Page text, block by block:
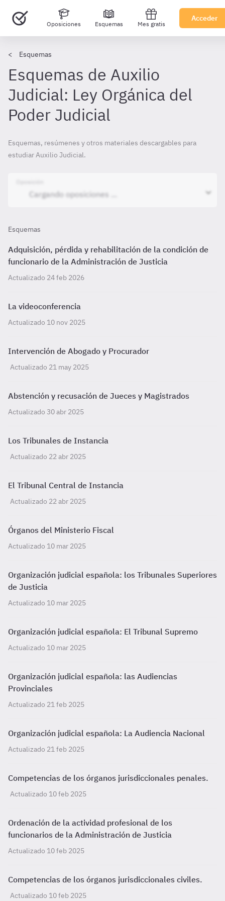
Oposiciones Esquemas Mes gratis
Acceder
Esquemas
Esquemas de Auxilio
Judicial: Ley Orgánica del
Poder Judicial
Esquemas, resúmenes y otros materiales descargables para
estudiar Auxilio Judicial.
Esquemas
Adquisición, pérdida y rehabilitación de la condición de
funcionario de la Administración de Justicia
Actualizado 24 feb 2026
La videoconferencia
Actualizado 10 nov 2025
Intervención de Abogado y Procurador
Actualizado 21 may 2025
Abstención y recusación de Jueces y Magistrados
Actualizado 30 abr 2025
Los Tribunales de Instancia
Actualizado 22 abr 2025
El Tribunal Central de Instancia
Actualizado 22 abr 2025
Órganos del Ministerio Fiscal
Actualizado 10 mar 2025
Organización judicial española: los Tribunales Superiores
de Justicia
Actualizado 10 mar 2025
Organización judicial española: El Tribunal Supremo
Actualizado 10 mar 2025
Organización judicial española: las Audiencias
Provinciales
Actualizado 21 feb 2025
Organización judicial española: La Audiencia Nacional
Actualizado 21 feb 2025
Competencias de los órganos jurisdiccionales penales.
Actualizado 10 feb 2025
Ordenación de la actividad profesional de los
funcionarios de la Administración de Justicia
Actualizado 10 feb 2025
Competencias de los órganos jurisdiccionales civiles.
Actualizado 10 feb 2025